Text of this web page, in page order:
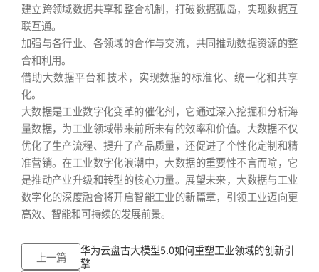
建立跨领域数据共享和整合机制，打破数据孤岛，实现数据互
联互通。
加强与各行业、各领域的合作与交流，共同推动数据资源的整
合和利用。
借助大数据平台和技术，实现数据的标准化、统一化和共享
化。
大数据是工业数字化变革的催化剂，它通过深入挖掘和分析海
量数据，为工业领域带来前所未有的效率和价值。大数据不仅
优化了生产流程、提升了产品质量，还促进了个性化定制和精
准营销。在工业数字化浪潮中，大数据的重要性不言而喻，它
是推动产业升级和转型的核心力量。展望未来，大数据与工业
数字化的深度融合将开启智能工业的新篇章，引领工业迈向更
高效、智能和可持续的发展前景。
上一篇
华为云盘古大模型5.0如何重塑工业领域的创新引
擎